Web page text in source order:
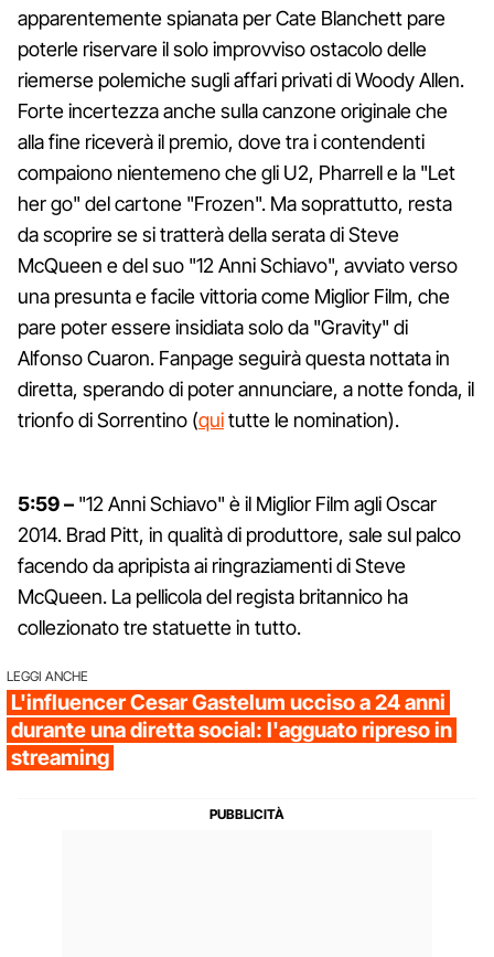
apparentemente spianata per Cate Blanchett pare
poterle riservare il solo improvviso ostacolo delle
riemerse polemiche sugli affari privati di Woody Allen.
Forte incertezza anche sulla canzone originale che
alla fine riceverà il premio, dove tra i contendenti
compaiono nientemeno che gli U2, Pharrell e la "Let
her go" del cartone "Frozen". Ma soprattutto, resta
da scoprire se si tratterà della serata di Steve
McQueen e del suo "12 Anni Schiavo", avviato verso
una presunta e facile vittoria come Miglior Film, che
pare poter essere insidiata solo da "Gravity" di
Alfonso Cuaron. Fanpage seguirà questa nottata in
diretta, sperando di poter annunciare, a notte fonda, il
trionfo di Sorrentino (quitutte le nomination).
5:59 – "12 Anni Schiavo" è il Miglior Film agli Oscar
2014. Brad Pitt, in qualità di produttore, sale sul palco
facendo da apripista ai ringraziamenti di Steve
McQueen. La pellicola del regista britannico ha
collezionato tre statuette in tutto.
LEGGI ANCHE
L'influencer Cesar Gastelum ucciso a 24 anni
durante una diretta social: l'agguato ripreso in
streaming